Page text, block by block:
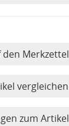
den Merkzettel
vergleichen
zum Artikel